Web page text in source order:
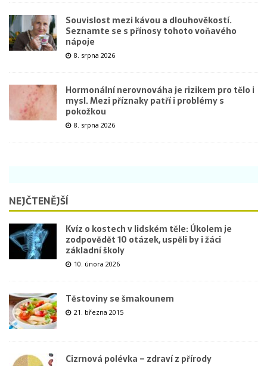
Souvislost mezi kávou a dlouhověkostí.
Seznamte se s přínosy tohoto voňavého
nápoje
8. srpna 2026
Hormonální nerovnováha je rizikem pro tělo i
mysl. Mezi příznaky patří i problémy s
pokožkou
8. srpna 2026
NEJČTENĚJŠÍ
Kvíz o kostech v lidském těle: Úkolem je
zodpovědět 10 otázek, uspěli by i žáci
základní školy
10. února 2026
Těstoviny se šmakounem
21. března 2015
Cizrnová polévka – zdraví z přírody